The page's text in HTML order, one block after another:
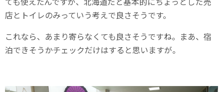
店とトイレのみっていう考えで良さそうです。
これなら、あまり寄らなくても良さそうですね。まあ、宿
泊できそうかチェックだけはすると思いますが。